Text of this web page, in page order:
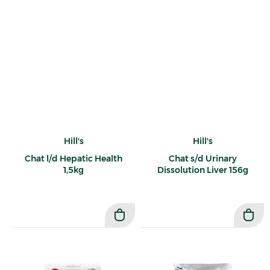
Hill's
Chat l/d Hepatic Health
1,5kg
Hill's
Chat s/d Urinary
Dissolution Liver 156g